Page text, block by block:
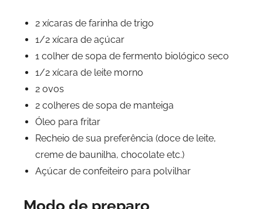
2 xícaras de farinha de trigo
1/2 xícara de açúcar
1 colher de sopa de fermento biológico seco
1/2 xícara de leite morno
2 ovos
2 colheres de sopa de manteiga
Óleo para fritar
Recheio de sua preferência (doce de leite,
creme de baunilha, chocolate etc.)
Açúcar de confeiteiro para polvilhar
Modo de preparo